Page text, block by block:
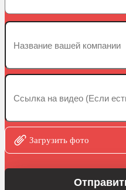
Загрузить фото